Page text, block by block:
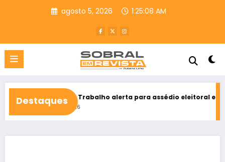
agosto 5, 2026 1:25:09 AM
Destaques
do Trabalho alerta para assédio eleitoral e reforça direito ao